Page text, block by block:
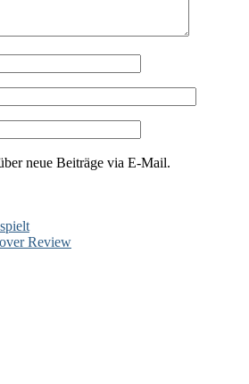
neue Beiträge via E-Mail.
Review